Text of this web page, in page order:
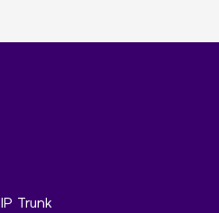
Trunk